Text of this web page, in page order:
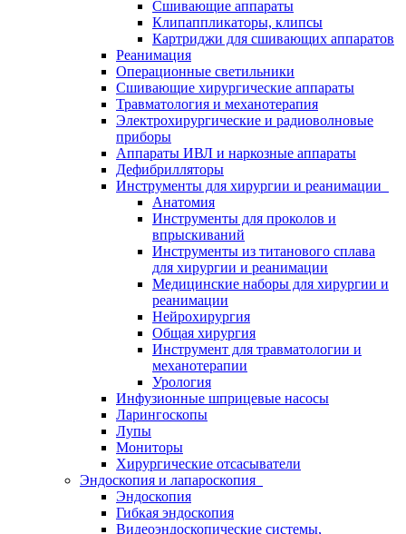
Сшивающие аппараты
Клипаппликаторы, клипсы
Картриджи для сшивающих аппаратов
Реанимация
Операционные светильники
Сшивающие хирургические аппараты
Травматология и механотерапия
Электрохирургические и радиоволновые
приборы
Аппараты ИВЛ и наркозные аппараты
Дефибрилляторы
Инструменты для хирургии и реанимации
Анатомия
Инструменты для проколов и
впрыскиваний
Инструменты из титанового сплава
для хирургии и реанимации
Медицинские наборы для хирургии и
реанимации
Нейрохирургия
Общая хирургия
Инструмент для травматологии и
механотерапии
Урология
Инфузионные шприцевые насосы
Ларингоскопы
Лупы
Мониторы
Хирургические отсасыватели
Эндоскопия и лапароскопия
Эндоскопия
Гибкая эндоскопия
Видеоэндоскопические системы,